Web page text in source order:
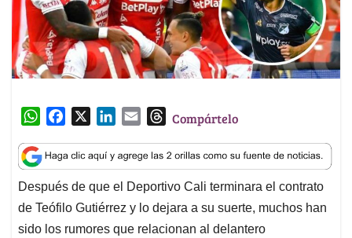
W
a
t
s
A
p
c
e
b
o
o
n
k
e
d
I
a
i
l
T
r
e
a
d
s
Compártelo
Después de que el Deportivo Cali terminara el contrato
de Teófilo Gutiérrez y lo dejara a su suerte, muchos han
sido los rumores que relacionan al delantero